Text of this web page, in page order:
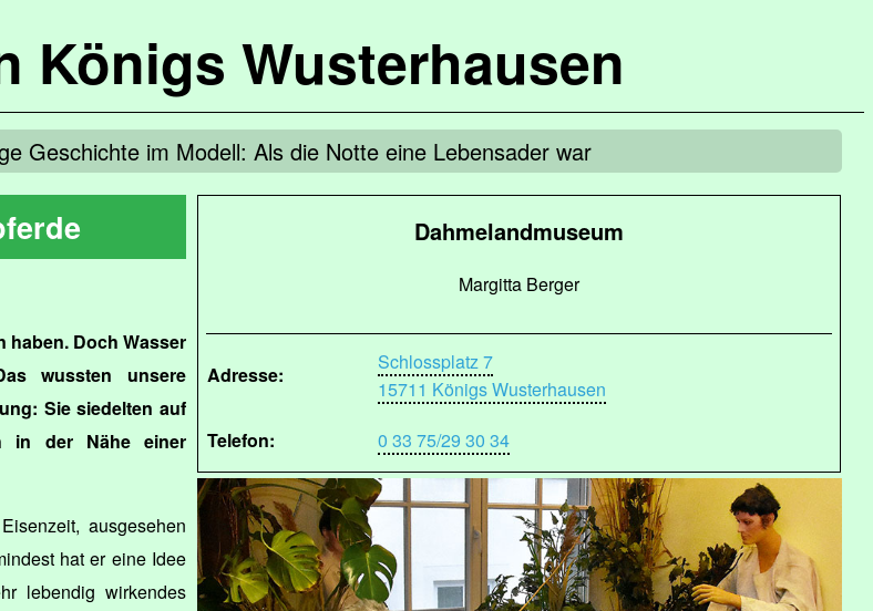
Königs Wusterhausen
Geschichte im Modell: Als die Notte eine Lebensader war
Dahmelandmuseum
Margitta Berger
Adresse:
Schlossplatz 7
15711 Königs Wusterhausen
Telefon:
0 33 75/29 30 34
haben. Doch Wasser
wussten unsere
Sie siedelten auf
in der Nähe einer
ausgesehen
hat er eine Idee
lebendig wirkendes